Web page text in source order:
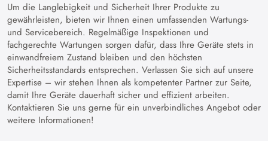
Um die Langlebigkeit und Sicherheit Ihrer Produkte zu
gewährleisten, bieten wir Ihnen einen umfassenden Wartungs-
und Servicebereich. Regelmäßige Inspektionen und
fachgerechte Wartungen sorgen dafür, dass Ihre Geräte stets in
einwandfreiem Zustand bleiben und den höchsten
Sicherheitsstandards entsprechen. Verlassen Sie sich auf unsere
Expertise – wir stehen Ihnen als kompetenter Partner zur Seite,
damit Ihre Geräte dauerhaft sicher und effizient arbeiten.
Kontaktieren Sie uns gerne für ein unverbindliches Angebot oder
weitere Informationen!